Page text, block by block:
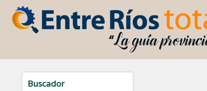
Buscador